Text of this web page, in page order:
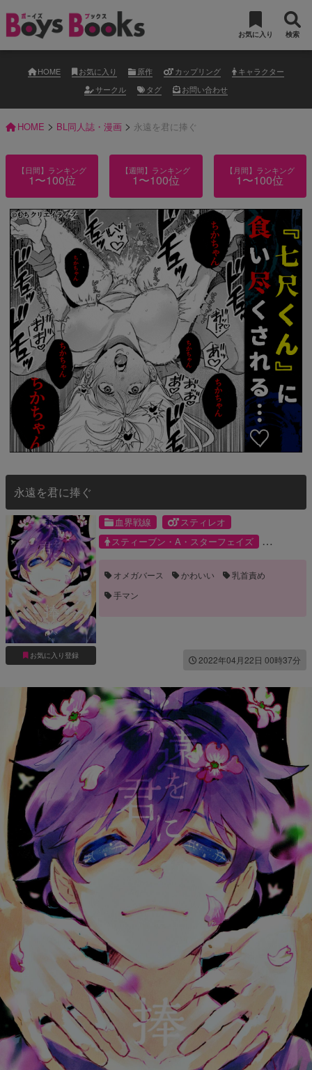
お気に入り 検索
HOME お気に入り 原作 カップリング
キャラクター
サークル
タグ お問い合わせ
HOME > BL同人誌・漫画 > 永遠を君に捧ぐ
【日間】ランキング
1〜100位
【週間】ランキング
1〜100位
【月間】ランキング
1〜100位
永遠を君に捧ぐ
お気に入り登録
血界戦線
スティレオ
スティーブン・A・スターフェイズ
オメガバース かわいい
乳首責め
手マン
2022年04月22日 00時37分